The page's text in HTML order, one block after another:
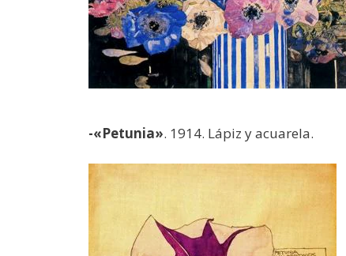
-«Petunia». 1914. Lápiz y acuarela.